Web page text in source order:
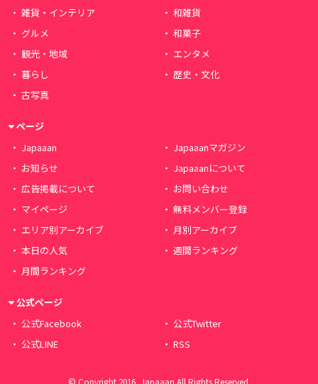
雑貨・インテリア
和雑貨
グルメ
和菓子
観光・地域
エンタメ
暮らし
歴史・文化
古写真
ページ
Japaaan
Japaaanマガジン
お知らせ
Japaaanについて
広告掲載について
お問い合わせ
マイページ
無料メンバー登録
エリア別アーカイブ
月別アーカイブ
本日の人気
週間ランキング
月間ランキング
公式ページ
公式Facebook
公式Twitter
公式LINE
RSS